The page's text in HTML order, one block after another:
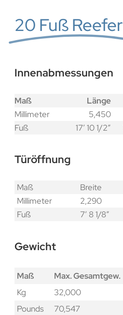
20 Fuß Reefer
Innenabmessungen
Maß Länge
Millimeter
5,450
Fuß
17′ 10 1/2″
Türöffnung
Maß Breite
Millimeter
2,290
Fuß
7′ 8 1/8″
Gewicht
Maß Max. Gesamtgew.
Kg
32,000
Pounds
70,547